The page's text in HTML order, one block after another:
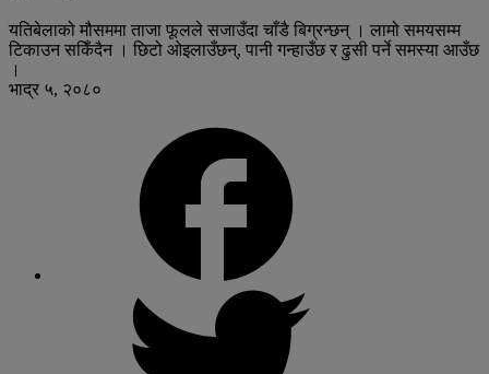
यतिबेलाको मौसममा ताजा फूलले सजाउँदा चाँडै बिग्रन्छन् । लामो समयसम्म
टिकाउन सकिँदैन । छिटो ओइलाउँछन्, पानी गन्हाउँछ र ढुसी पर्ने समस्या आउँछ
।
भाद्र ५, २०८०